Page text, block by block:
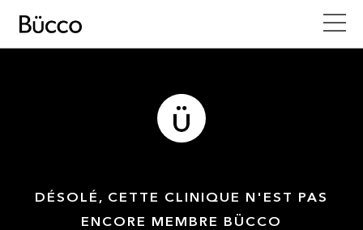
DÉSOLÉ, CETTE CLINIQUE N'EST PAS
ENCORE MEMBRE BÜCCO